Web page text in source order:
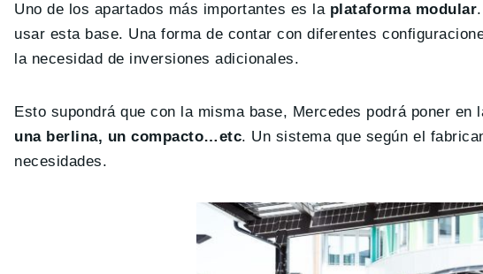
Uno de los apartados más importantes es la plataforma modular
usar esta base. Una forma de contar con diferentes
la necesidad de inversiones adicionales.
Esto supondrá que con la misma base, Mercedes podrá poner en
una berlina, un compacto…etc. Un sistema que según el
necesidades.